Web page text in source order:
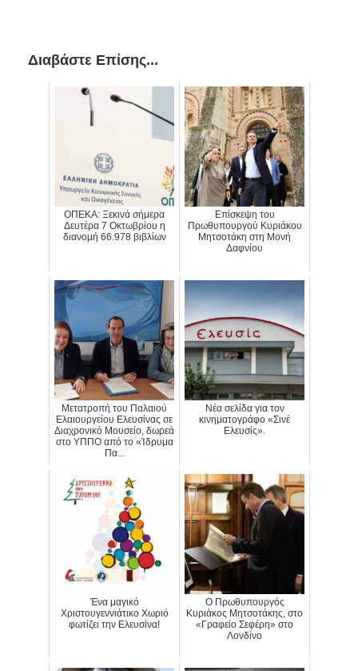
Διαβάστε Επίσης...
ΟΠΕΚΑ: Ξεκινά σήμερα
Δευτέρα 7 Οκτωβρίου η
διανομή 66.978 βιβλίων
Επίσκεψη του
Πρωθυπουργού Κυριάκου
Μητσοτάκη στη Μονή
Δαφνίου
Μετατροπή του Παλαιού
Ελαιουργείου Ελευσίνας σε
Διαχρονικό Μουσείο, δωρεά
στο ΥΠΠΟ από το «Ίδρυμα
Πα...
Νέα σελίδα για τον
κινηματογράφο «Σινέ
Ελευσίς».
Ένα μαγικό
Χριστουγεννιάτικο Χωριό
φωτίζει την Ελευσίνα!
Ο Πρωθυπουργός
Κυριάκος Μητσοτάκης, στο
«Γραφείο Σεφέρη» στο
Λονδίνο